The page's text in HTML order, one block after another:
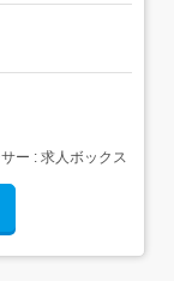
ー : 求人ボックス